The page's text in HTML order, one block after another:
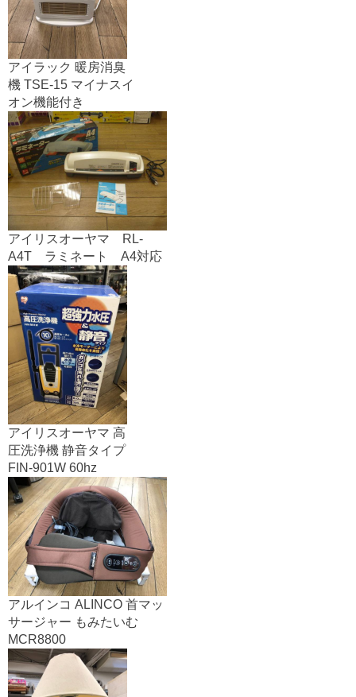
アイラック 暖房消臭
機 TSE-15 マイナスイ
オン機能付き
アイリスオーヤマ RL-
A4T ラミネート A4対応
アイリスオーヤマ 高
圧洗浄機 静音タイプ
FIN-901W 60hz
アルインコ ALINCO 首マッ
サージャー もみたいむ
MCR8800